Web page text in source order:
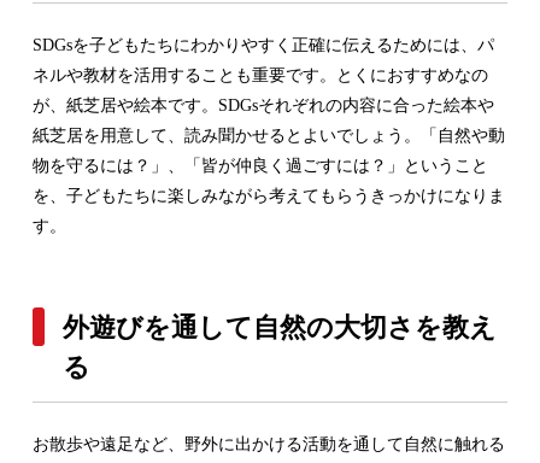
SDGsを子どもたちにわかりやすく正確に伝えるためには、パ
ネルや教材を活用することも重要です。とくにおすすめなの
が、紙芝居や絵本です。SDGsそれぞれの内容に合った絵本や
紙芝居を用意して、読み聞かせるとよいでしょう。「自然や動
物を守るには？」、「皆が仲良く過ごすには？」ということ
を、子どもたちに楽しみながら考えてもらうきっかけになりま
す。
外遊びを通して自然の大切さを教え
る
お散歩や遠足など、野外に出かける活動を通して自然に触れる